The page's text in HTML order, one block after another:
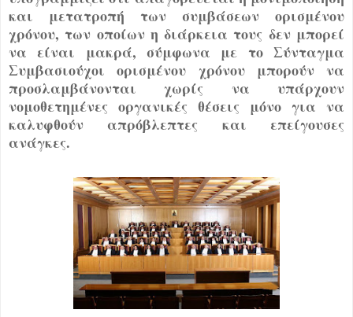
και μετατροπή των συμβάσεων ορισμένου
χρόνου, των οποίων η διάρκεια τους δεν μπορεί
να είναι μακρά, σύμφωνα με το Σύνταγμα
Συμβασιούχοι ορισμένου χρόνου μπορούν να
προσλαμβάνονται χωρίς να υπάρχουν
νομοθετημένες οργανικές θέσεις μόνο για να
καλυφθούν απρόβλεπτες και επείγουσες
ανάγκες.